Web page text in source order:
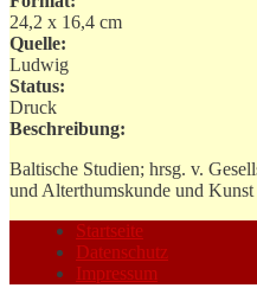
24,2 x 16,4 cm
Quelle:
Ludwig
Status:
Druck
Beschreibung:
Baltische Studien; hrsg. v.
und Alterthumskunde und
Startseite
Datenschutz
Impressum